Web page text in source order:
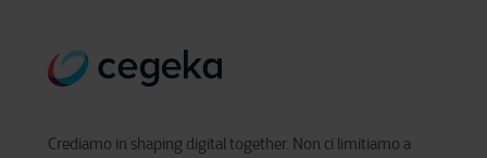
Crediamo in shaping digital together. Non ci limitiamo a